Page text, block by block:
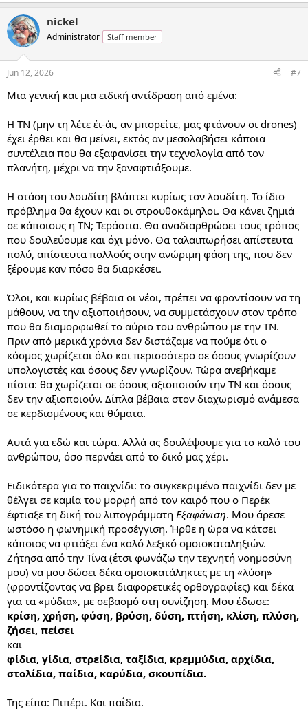
c
t
i
s
nickel
Administrator Staff member
Jun 12, 2026 #7
Μια γενική και μια ειδική αντίδραση από εμένα:
Η ΤΝ (μην τη λέτε έι-άι, αν μπορείτε, μας φτάνουν οι drones)
έχει έρθει και θα μείνει, εκτός αν μεσολαβήσει κάποια
συντέλεια που θα εξαφανίσει την τεχνολογία από τον
πλανήτη, μέχρι να την ξαναφτιάξουμε.
Η στάση του λουδίτη βλάπτει κυρίως τον λουδίτη. Το ίδιο
πρόβλημα θα έχουν και οι στρουθοκάμηλοι. Θα κάνει ζημιά
σε κάποιους η ΤΝ; Τεράστια. Θα αναδιαρθρώσει τους τρόπος
που δουλεύουμε και όχι μόνο. Θα ταλαιπωρήσει απίστευτα
πολύ, απίστευτα πολλούς στην ανώριμη φάση της, που δεν
ξέρουμε καν πόσο θα διαρκέσει.
Όλοι, και κυρίως βέβαια οι νέοι, πρέπει να φροντίσουν να τη
μάθουν, να την αξιοποιήσουν, να συμμετάσχουν στον τρόπο
που θα διαμορφωθεί το αύριο του ανθρώπου με την ΤΝ.
Πριν από μερικά χρόνια δεν διστάζαμε να πούμε ότι ο
κόσμος χωρίζεται όλο και περισσότερο σε όσους γνωρίζουν
υπολογιστές και όσους δεν γνωρίζουν. Τώρα ανεβήκαμε
πίστα: θα χωρίζεται σε όσους αξιοποιούν την ΤΝ και όσους
δεν την αξιοποιούν. Δίπλα βέβαια στον διαχωρισμό ανάμεσα
σε κερδισμένους και θύματα.
Αυτά για εδώ και τώρα. Αλλά ας δουλέψουμε για το καλό του
ανθρώπου, όσο περνάει από το δικό μας χέρι.
Ειδικότερα για το παιχνίδι: το συγκεκριμένο παιχνίδι δεν με
θέλγει σε καμία του μορφή από τον καιρό που ο Περέκ
έφτιαξε τη δική του λιπογράμματη Εξαφάνιση. Μου άρεσε
ωστόσο η φωνημική προσέγγιση. Ήρθε η ώρα να κάτσει
κάποιος να φτιάξει ένα καλό λεξικό ομοιοκαταληξιών.
Ζήτησα από την Τίνα (έτσι φωνάζω την τεχνητή νοημοσύνη
μου) να μου δώσει δέκα ομοιοκατάληκτες με τη «λύση»
(φροντίζοντας να βρει διαφορετικές ορθογραφίες) και δέκα
για τα «μύδια», με σεβασμό στη συνίζηση. Μου έδωσε:
κρίση, χρήση, φύση, βρύση, δύση, πτήση, κλίση, πλύση,
ζήσει, πείσει
και
φίδια, γίδια, στρείδια, ταξίδια, κρεμμύδια, αρχίδια,
στολίδια, παίδια, καρύδια, σκουπίδια.
Της είπα: Πιπέρι. Και παΐδια.